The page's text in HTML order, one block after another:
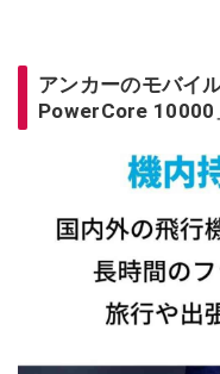
アンカーのモバイ
PowerCore 10000